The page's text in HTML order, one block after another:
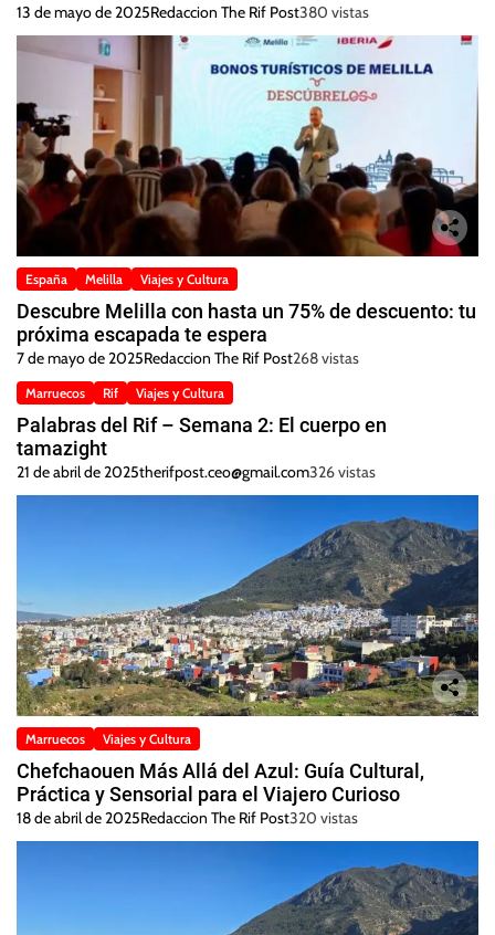
13 de mayo de 2025Redaccion The Rif Post380 vistas
España Melilla Viajes y Cultura
Descubre Melilla con hasta un 75% de descuento: tu
próxima escapada te espera
7 de mayo de 2025Redaccion The Rif Post268 vistas
Marruecos Rif Viajes y Cultura
Palabras del Rif – Semana 2: El cuerpo en
tamazight
21 de abril de 2025therifpost.ceo@gmail.com326 vistas
Marruecos Viajes y Cultura
Chefchaouen Más Allá del Azul: Guía Cultural,
Práctica y Sensorial para el Viajero Curioso
18 de abril de 2025Redaccion The Rif Post320 vistas